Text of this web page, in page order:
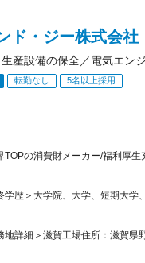
ド・ジー株式会社
生産設備の保全／電気エ
転勤なし 5名以上採用
TOPの消費財メーカー/福利厚
学歴＞大学院、大学、短期大学
地詳細＞滋賀工場住所：滋賀県